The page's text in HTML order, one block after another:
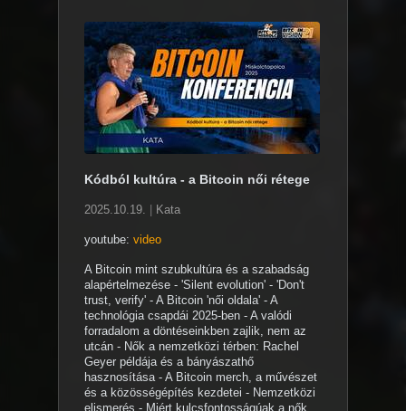
Kódból kultúra - a Bitcoin női rétege
2025.10.19. Kata
youtube: video
A Bitcoin mint szubkultúra és a szabadság
alapértelmezése - 'Silent evolution' - 'Don't
trust, verify' - A Bitcoin 'női oldala' - A
technológia csapdái 2025-ben - A valódi
forradalom a döntéseinkben zajlik, nem az
utcán - Nők a nemzetközi térben: Rachel
Geyer példája és a bányászathő
hasznosítása - A Bitcoin merch, a művészet
és a közösségépítés kezdetei - Nemzetközi
elismerés - Miért kulcsfontosságúak a nők